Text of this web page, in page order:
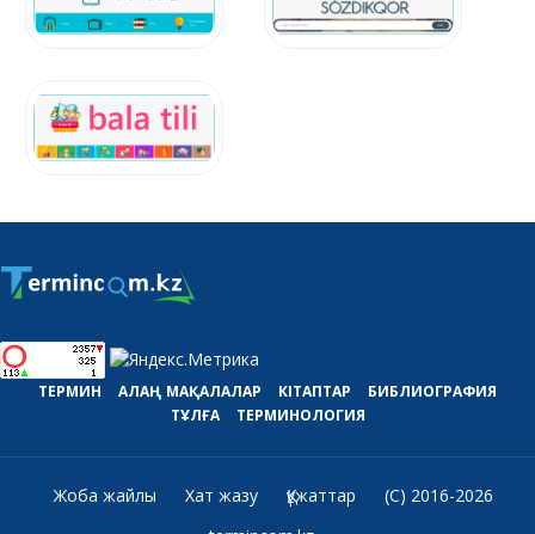
ТЕРМИН АЛАҢ МАҚАЛАЛАР КІТАПТАР
БИБЛИОГРАФИЯ
ТҰЛҒА
ТЕРМИНОЛОГИЯ
Жоба жайлы Хат жазу Құжаттар
(C) 2016-2026